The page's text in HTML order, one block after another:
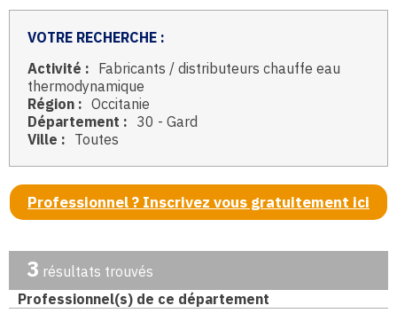
VOTRE RECHERCHE :
Activité : Fabricants / distributeurs chauffe eau
thermodynamique
Région : Occitanie
Département : 30 - Gard
Ville : Toutes
Professionnel ? Inscrivez vous gratuitement ici
3 résultats trouvés
Professionnel(s) de ce département